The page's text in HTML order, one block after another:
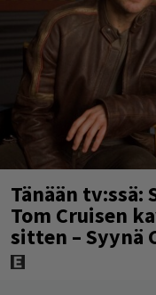
Tänään tv:ssä:
Tom Cruisen
sitten – Syynä